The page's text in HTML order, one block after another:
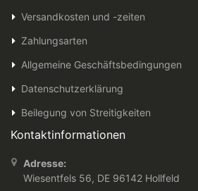
Versandkosten und -zeiten
Zahlungsarten
Allgemeine Geschäftsbedingungen
Datenschutzerklärung
Beilegung von Streitigkeiten
Kontaktinformationen
Adresse:
Wiesentfels 56, DE 96142 Hollfeld